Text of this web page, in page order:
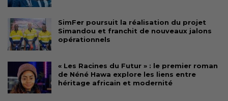
SimFer poursuit la réalisation du projet
Simandou et franchit de nouveaux jalons
opérationnels
« Les Racines du Futur » : le premier roman
de Néné Hawa explore les liens entre
héritage africain et modernité